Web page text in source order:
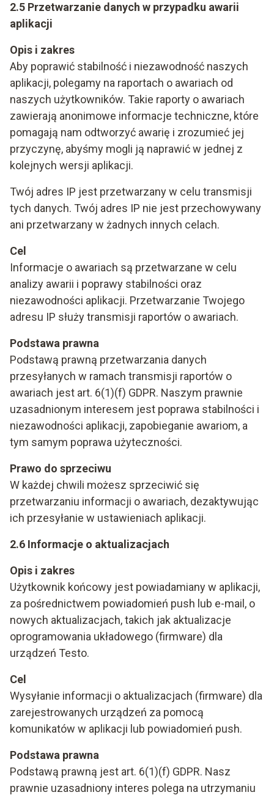
2.5 Przetwarzanie danych w przypadku awarii
aplikacji
Opis i zakres
Aby poprawić stabilność i niezawodność naszych
aplikacji, polegamy na raportach o awariach od
naszych użytkowników. Takie raporty o awariach
zawierają anonimowe informacje techniczne, które
pomagają nam odtworzyć awarię i zrozumieć jej
przyczynę, abyśmy mogli ją naprawić w jednej z
kolejnych wersji aplikacji.
Twój adres IP jest przetwarzany w celu transmisji
tych danych. Twój adres IP nie jest przechowywany
ani przetwarzany w żadnych innych celach.
Cel
Informacje o awariach są przetwarzane w celu
analizy awarii i poprawy stabilności oraz
niezawodności aplikacji. Przetwarzanie Twojego
adresu IP służy transmisji raportów o awariach.
Podstawa prawna
Podstawą prawną przetwarzania danych
przesyłanych w ramach transmisji raportów o
awariach jest art. 6(1)(f) GDPR. Naszym prawnie
uzasadnionym interesem jest poprawa stabilności i
niezawodności aplikacji, zapobieganie awariom, a
tym samym poprawa użyteczności.
Prawo do sprzeciwu
W każdej chwili możesz sprzeciwić się
przetwarzaniu informacji o awariach, dezaktywując
ich przesyłanie w ustawieniach aplikacji.
2.6 Informacje o aktualizacjach
Opis i zakres
Użytkownik końcowy jest powiadamiany w aplikacji,
za pośrednictwem powiadomień push lub e-mail, o
nowych aktualizacjach, takich jak aktualizacje
oprogramowania układowego (firmware) dla
urządzeń Testo.
Cel
Wysyłanie informacji o aktualizacjach (firmware) dla
zarejestrowanych urządzeń za pomocą
komunikatów w aplikacji lub powiadomień push.
Podstawa prawna
Podstawą prawną jest art. 6(1)(f) GDPR. Nasz
prawnie uzasadniony interes polega na utrzymaniu